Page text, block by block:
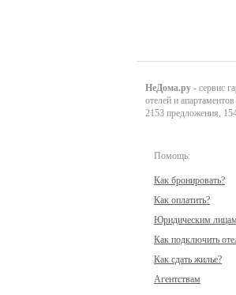
НеДома.ру - сервис
отелей и
2153 предложения,
Помощь:
Как бронировать?
Как оплатить?
Юридическим лицам
Как подключить
Как сдать жилье?
Агентствам